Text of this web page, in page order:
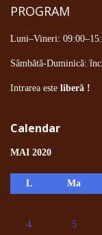
PROGRAM
Luni–Vineri:
Sâmbătă-Duminică:
Intrarea este liberă !
Calendar
MAI 2020
L Ma
4
5